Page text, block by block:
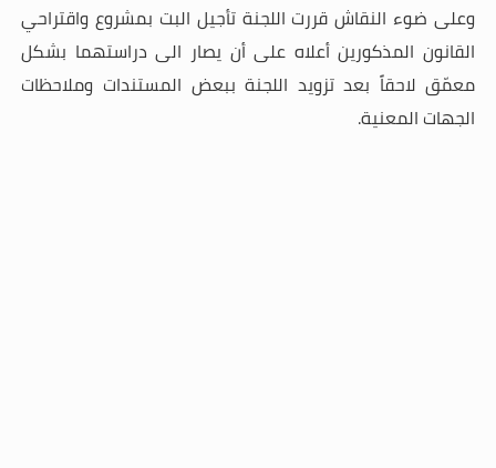
وعلى ضوء النقاش قررت اللجنة تأجيل البت بمشروع واقتراحي
القانون المذكورين أعلاه على أن يصار الى دراستهما بشكل
معمّق لاحقاً بعد تزويد اللجنة ببعض المستندات وملاحظات
الجهات المعنية.